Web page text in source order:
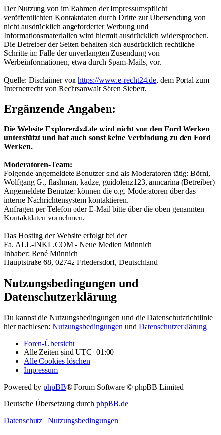
Der Nutzung von im Rahmen der Impressumspflicht
veröffentlichten Kontaktdaten durch Dritte zur Übersendung von
nicht ausdrücklich angeforderter Werbung und
Informationsmaterialien wird hiermit ausdrücklich widersprochen.
Die Betreiber der Seiten behalten sich ausdrücklich rechtliche
Schritte im Falle der unverlangten Zusendung von
Werbeinformationen, etwa durch Spam-Mails, vor.
Quelle: Disclaimer von https://www.e-recht24.de, dem Portal zum
Internetrecht von Rechtsanwalt Sören Siebert.
Ergänzende Angaben:
Die Website Explorer4x4.de wird nicht von den Ford Werken
unterstützt und hat auch sonst keine Verbindung zu den Ford
Werken.
Moderatoren-Team:
Folgende angemeldete Benutzer sind als Moderatoren tätig: Börni,
Wolfgang G., flashman, kadze, guidolenz123, anncarina (Betreiber)
Angemeldete Benutzer können die o.g. Moderatoren über das
interne Nachrichtensystem kontaktieren.
Anfragen per Telefon oder E-Mail bitte über die oben genannten
Kontaktdaten vornehmen.
Das Hosting der Website erfolgt bei der
Fa. ALL-INKL.COM - Neue Medien Münnich
Inhaber: René Münnich
Hauptstraße 68, 02742 Friedersdorf, Deutschland
Nutzungsbedingungen und
Datenschutzerklärung
Du kannst die Nutzungsbedingungen und die Datenschutzrichtlinie
hier nachlesen: Nutzungsbedingungen und Datenschutzerklärung
Foren-Übersicht
Alle Zeiten sind UTC+01:00
Alle Cookies löschen
Impressum
Powered by phpBB® Forum Software © phpBB Limited
Deutsche Übersetzung durch phpBB.de
Datenschutz | Nutzungsbedingungen